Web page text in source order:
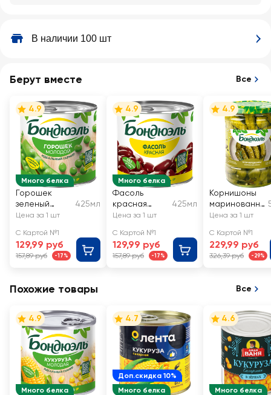
В наличии 100 шт
Берут вместе Все
Много белка
4.9
Горошек
зеленый
БОНДЮЭЛЬ
425мл
Цена за 1 шт
С Картой №1
129,99 руб
157,89 руб -17%
Много белка
4.9
Фасоль
красная
БОНДЮЭЛЬ
425мл
Цена за 1 шт
С Картой №1
129,99 руб
157,89 руб -17%
4.9
Корнишоны
маринованны
е БОНДЮЭЛЬ
Цена за 1 шт
С Картой №1
229,99 руб
326,39 руб -29%
Похожие товары Все
Много белка
4.9
Доп.скидка 10%
Много белка
4.7
Много белка
4.6